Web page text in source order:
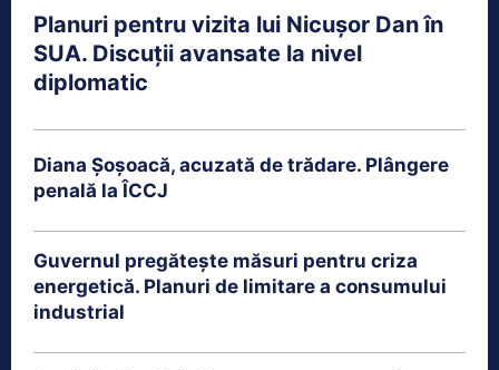
Planuri pentru vizita lui Nicușor Dan în
SUA. Discuții avansate la nivel
diplomatic
Diana Șoșoacă, acuzată de trădare. Plângere
penală la ÎCCJ
Guvernul pregătește măsuri pentru criza
energetică. Planuri de limitare a consumului
industrial